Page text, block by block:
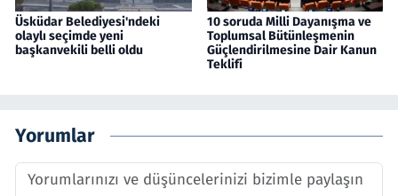
Üsküdar Belediyesi'ndeki
olaylı seçimde yeni
başkanvekili belli oldu
10 soruda Milli Dayanışma ve
Toplumsal Bütünleşmenin
Güçlendirilmesine Dair Kanun
Teklifi
Yorumlar